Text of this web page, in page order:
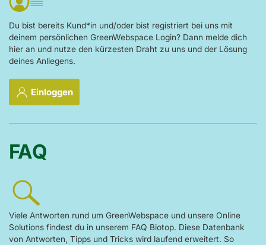
Du bist bereits Kund*in und/oder bist registriert bei uns mit
deinem persönlichen GreenWebspace Login? Dann melde dich
hier an und nutze den kürzesten Draht zu uns und der Lösung
deines Anliegens.
Einloggen
FAQ
Viele Antworten rund um GreenWebspace und unsere Online
Solutions findest du in unserem FAQ Biotop. Diese Datenbank
von Antworten, Tipps und Tricks wird laufend erweitert. So